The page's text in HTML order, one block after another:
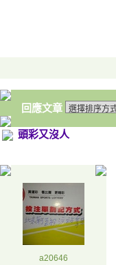
回應文章
頭彩又沒人
a20646